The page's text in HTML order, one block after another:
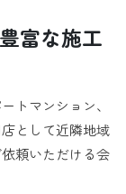
富な施工
トマンション、
として近隣地域
頼いただける会